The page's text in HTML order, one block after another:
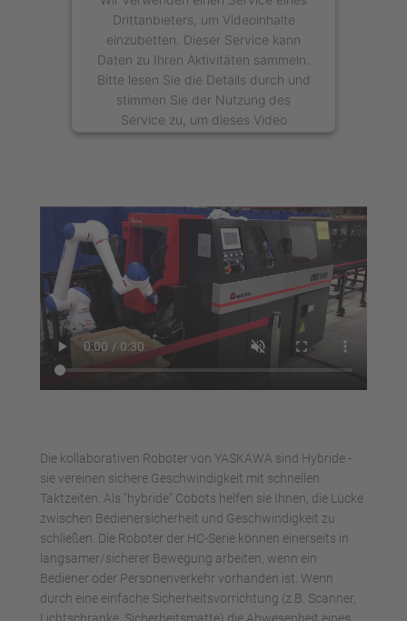
Drittanbieters, um Videoinhalte
einzubetten. Dieser Service kann
Daten zu Ihren Aktivitäten sammeln.
Bitte lesen Sie die Details durch und
stimmen Sie der Nutzung des
Service zu, um dieses Video
anzusehen.
Akzeptieren
powered by
Usercentrics Consent
Management Platform
Die kollaborativen Roboter von YASKAWA sind Hybride -
sie vereinen sichere Geschwindigkeit mit schnellen
Taktzeiten. Als "hybride" Cobots helfen sie Ihnen, die Lücke
zwischen Bedienersicherheit und Geschwindigkeit zu
schließen. Die Roboter der HC-Serie können einerseits in
langsamer/sicherer Bewegung arbeiten, wenn ein
Bediener oder Personenverkehr vorhanden ist. Wenn
durch eine einfache Sicherheitsvorrichtung (z.B. Scanner,